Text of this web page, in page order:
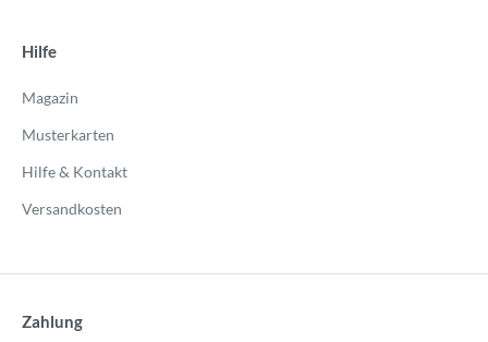
Hilfe
Magazin
Musterkarten
Hilfe & Kontakt
Versandkosten
Zahlung